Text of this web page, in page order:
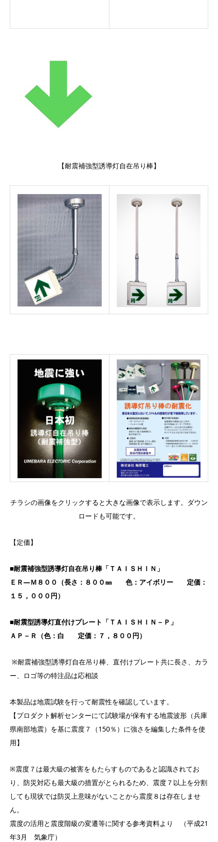
【耐震補強型誘導灯自在吊り棒】
チラシの画像をクリックすると大きな画像で表示します。ダウン
ロードも可能です。
【定価】
■耐震補強型誘導灯自在吊り棒 「ＴＡＩＳＨＩＮ」
ＥＲ―Ｍ８００ （長さ：８００㎜ 色：アイボリー 定価：
１５，０００円）
■耐震型誘導灯直付けプレート「ＴＡＩＳＨＩＮ－Ｐ」
ＡＰ－Ｒ
（色：白 定価：７，８００円）
※耐震補強型誘導灯自在吊り棒、直付けプレート共に長さ、カラ
ー、ロゴ等の特注品は応相談
本製品は地震試験を行って耐震性を確認しています。
【プロダクト解析センターにて試験場が保有する地震波形（兵庫
県南部地震）を基に震度７（150％）に強さを編集した条件を使
用】
※震度７は最大級の被害をもたらすものであると認識されてお
り、防災対応も最大級の措置がとられるため、震度７以上を分割
しても現状では防災上意味がないことから震度８は存在しませ
ん。
震度の活用と震度階級の変遷等に関する参考資料より （平成21
年3月 気象庁）